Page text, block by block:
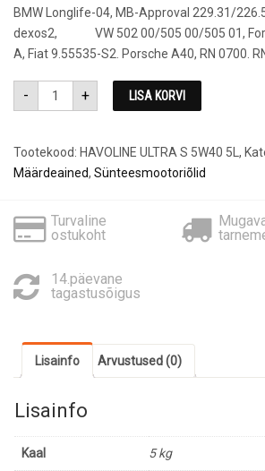
BMW Longlife-04, MB-Approval 229.31/
dexos2, VW 502 00/505 00/505 01,
A, Fiat 9.55535-S2. Porsche A40, RN 0700.
-
HAVOLINE
ULTRA
S
kogus
+ LISA KORVI
Tootekood: HAVOLINE ULTRA S 5W40 5L ,
Määrdeained, Sünteesmootoriõlid
Turvaline
ostukoht
14.päevane
tagastusõigus
Lisainfo Arvustused (0)
Lisainfo
Kaal 5 kg